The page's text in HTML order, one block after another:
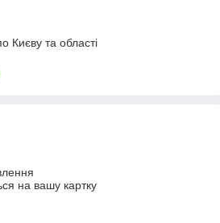
Києву та області
на вашу картку